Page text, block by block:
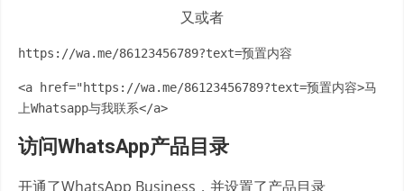
又或者
https://wa.me/86123456789?text=预置内容
<a href="https://wa.me/86123456789?text=预置内容>马
上Whatsapp与我联系</a>
访问WhatsApp产品目录
开通了WhatsApp Business，并设置了产品目录